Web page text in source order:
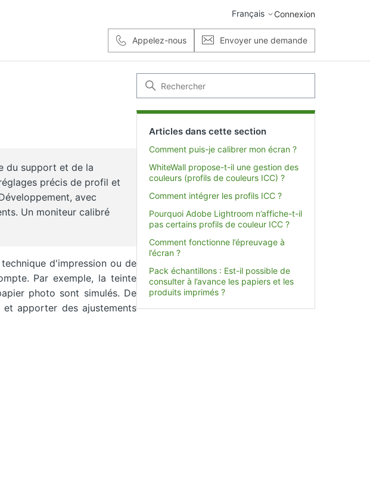
Français Connexion
Appelez-nous Envoyer une demande
Articles dans cette section
Comment puis-je calibrer mon écran ?
WhiteWall propose-t-il une gestion des
couleurs (profils de couleurs ICC) ?
Comment intégrer les profils ICC ?
Pourquoi Adobe Lightroom n’affiche-t-il
pas certains profils de couleur ICC ?
Comment fonctionne l’épreuvage à
l’écran ?
Pack échantillons : Est-il possible de
consulter à l’avance les papiers et les
produits imprimés ?
du support et de la
précis de profil et
avec
Un moniteur calibré
d'impression ou de
Par exemple, la teinte
photo sont simulés. De
apporter des ajustements